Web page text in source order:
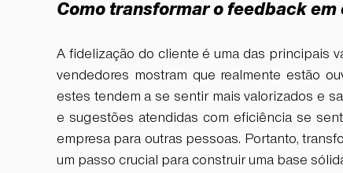
Como transformar o feedback
A fidelização do cliente é uma das principais
vendedores mostram que realmente estão
estes tendem a se sentir mais valorizados e
e sugestões atendidas com eficiência se
empresa para outras pessoas. Portanto,
um passo crucial para construir uma base